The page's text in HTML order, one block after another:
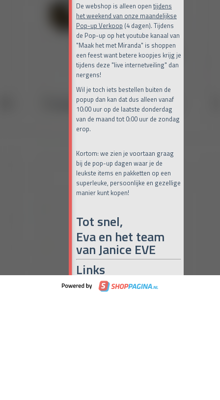
De webshop is alleen open tijdens
het weekend van onze maandelijkse
Pop-up Verkoop (4 dagen). Tijdens
de Pop-up op het youtube kanaal van
"Maak het met Miranda" is shoppen
een feest want betere koopjes krijg je
tijdens deze "live internetveiling" dan
nergens!
Wil je toch iets bestellen buiten de
popup dan kan dat dus alleen vanaf
10:00 uur op de laatste donderdag
van de maand tot 0:00 uur de zondag
erop.
Kortom: we zien je voortaan graag
bij de pop-up dagen waar je de
leukste items en pakketten op een
superleuke, persoonlijke en gezellige
manier kunt kopen!
Tot snel,
Eva en het team
van Janice EVE
Links
Online Café Miranda(iedere dag om
10:00, 15:00 en 19:00 uur)